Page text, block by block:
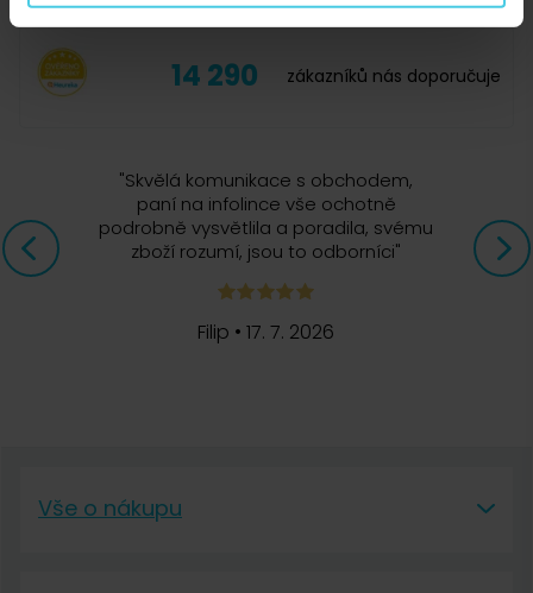
14 290 zákazníků nás doporučuje
"Skvělá komunikace s obchodem,
paní na infolince vše ochotně
podrobně vysvětlila a poradila, svému
zboží rozumí, jsou to odborníci"
Filip •17. 7. 2026
Vše o nákupu